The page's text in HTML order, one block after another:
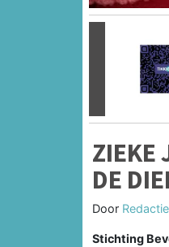
ZIEKE
DE
Door Redactie
Stichting